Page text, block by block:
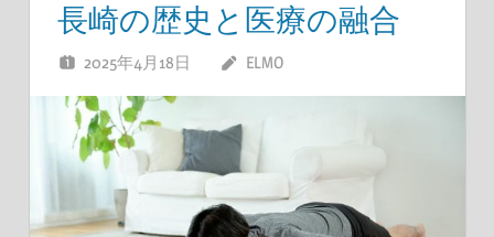
長崎の歴史と医療の融合
2025年4月18日 ELMO